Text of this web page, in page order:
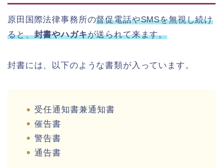
原田国際法律事務所の督促電話やSMSを無視し続け
ると、封書やハガキが送られて来ます。
封書には、以下のような書類が入っています。
受任通知書兼通知書
催告書
警告書
通告書